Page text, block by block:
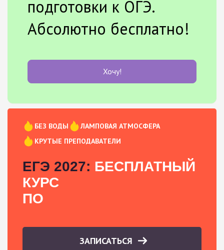
подготовки к ОГЭ.
Абсолютно бесплатно!
Хочу!
БЕЗ ВОДЫ
ЛАМПОВАЯ АТМОСФЕРА
КРУТЫЕ ПРЕПОДАВАТЕЛИ
ЕГЭ 2027: БЕСПЛАТНЫЙ
КУРС
ПО
ЗАПИСАТЬСЯ